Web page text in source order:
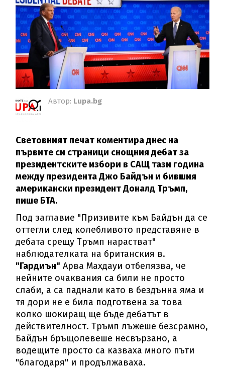
Автор: Lupa.bg
Световният печат коментира днес на
първите си страници снощния дебат за
президентските избори в САЩ тази година
между президента Джо Байдън и бившия
американски президент Доналд Тръмп,
пише БТА.
Под заглавие "Призивите към Байдън да се
оттегли след колебливото представяне в
дебата срещу Тръмп нарастват"
наблюдателката на британския в.
"Гардиън" Арва Махдауи отбелязва, че
нейните очаквания са били не просто
слаби, а са паднали като в бездънна яма и
тя дори не е била подготвена за това
колко шокиращ ще бъде дебатът в
действителност. Тръмп лъжеше безсрамно,
Байдън бръщолевеше несвързано, а
водещите просто са казваха много пъти
"благодаря" и продължаваха.